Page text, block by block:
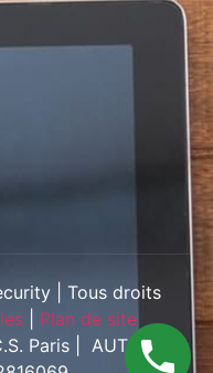
| Tous droits
| Plan de site
Paris | AUT-094-